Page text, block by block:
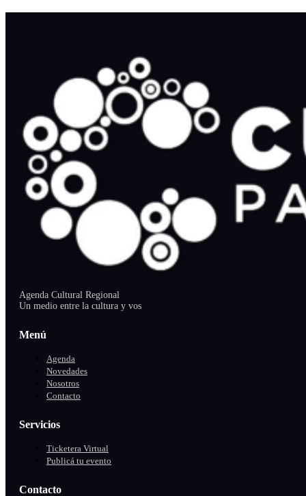
Agenda Cultural Regional
Un medio entre la cultura y vos
Menú
Agenda
Novedades
Nosotros
Contacto
Servicios
Ticketera Virtual
Publicá tu evento
Contacto